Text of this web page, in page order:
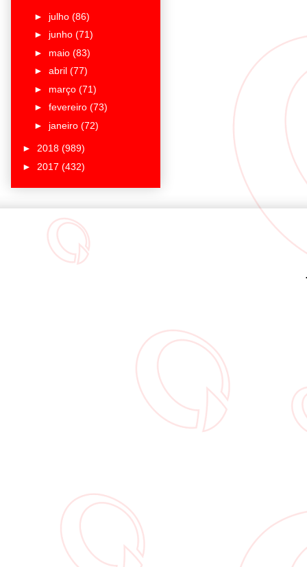
► julho (86)
► junho (71)
► maio (83)
► abril (77)
► março (71)
► fevereiro (73)
► janeiro (72)
► 2018 (989)
► 2017 (432)